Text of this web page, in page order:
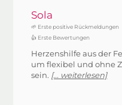
Sola
🌱 Erste positive Rückmeldungen
👍 Erste Bewertungen
Herzenshilfe aus der
um flexibel und ohne
sein. [... weiterlesen]